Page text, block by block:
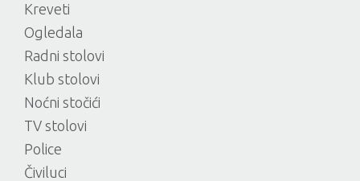
Kreveti
Ogledala
Radni stolovi
Klub stolovi
Noćni stočići
TV stolovi
Police
Čiviluci